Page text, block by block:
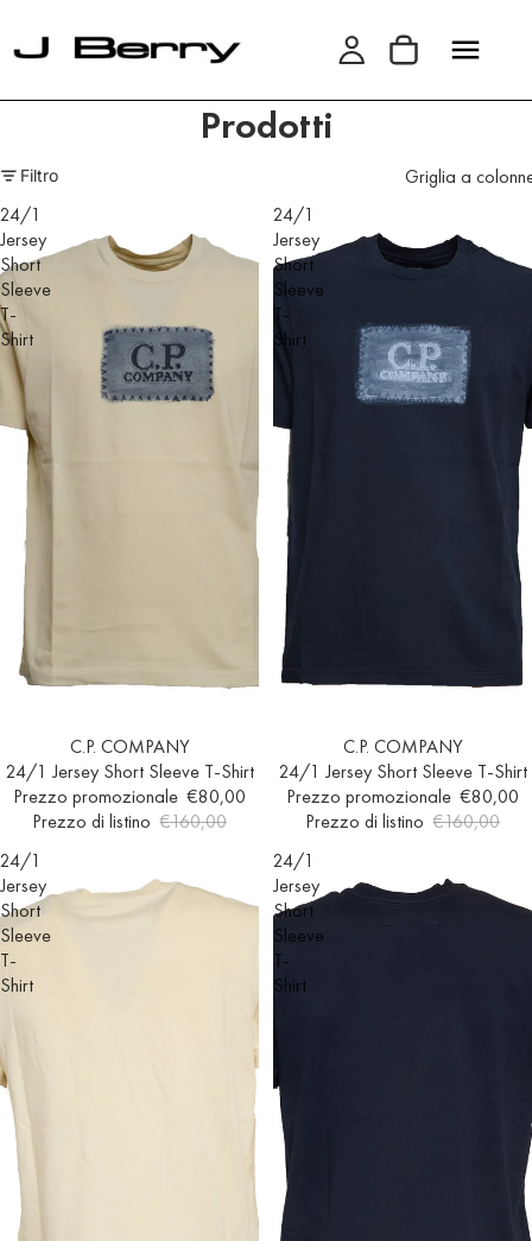
Prodotti
Filtro
Griglia a
24/1
Jersey
Short
Sleeve
T-
Shirt
C.P. COMPANY
24/1 Jersey Short Sleeve T-Shirt
Prezzo promozionale €80,00
Prezzo di listino €160,00
24/1
Jersey
Short
Sleeve
T-
Shirt
C.P. COMPANY
24/1 Jersey Short Sleeve T-Shirt
Prezzo promozionale €80,00
Prezzo di listino €160,00
24/1
Jersey
Short
Sleeve
T-
Shirt
24/1
Jersey
Short
Sleeve
T-
Shirt